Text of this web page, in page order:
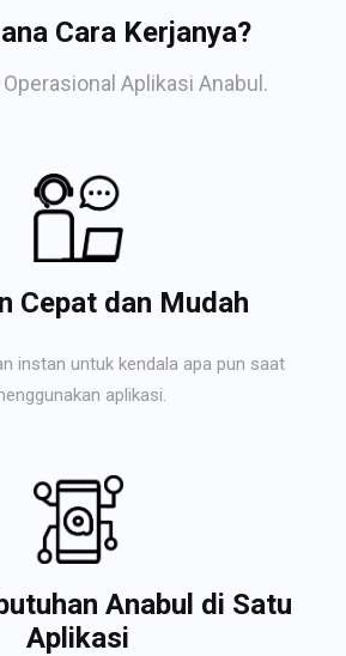
Cara Kerjanya?
Aplikasi Anabul.
Cepat dan Mudah
instan untuk kendala apa pun saat
aplikasi.
Anabul di Satu
Aplikasi